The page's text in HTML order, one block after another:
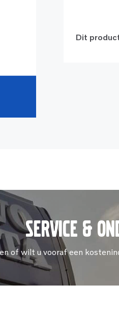
Dit
Service &
of wilt u vooraf een